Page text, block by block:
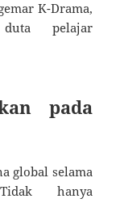
K-Drama,
pelajar
pada
global selama
hanya